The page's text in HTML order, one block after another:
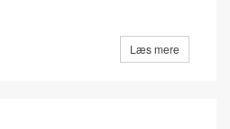
Læs mere